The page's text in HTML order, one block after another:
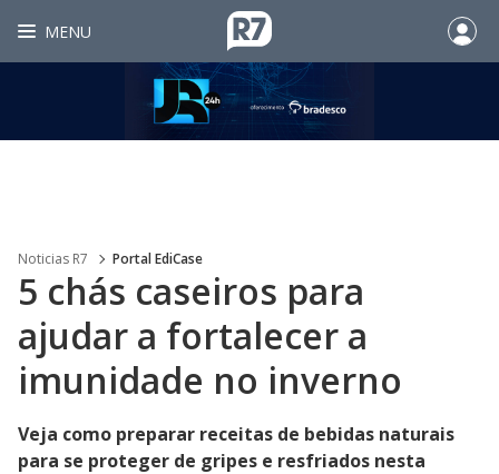
MENU
Noticias R7 Portal EdiCase
5 chás caseiros para
ajudar a fortalecer a
imunidade no inverno
Veja como preparar receitas de bebidas naturais
para se proteger de gripes e resfriados nesta